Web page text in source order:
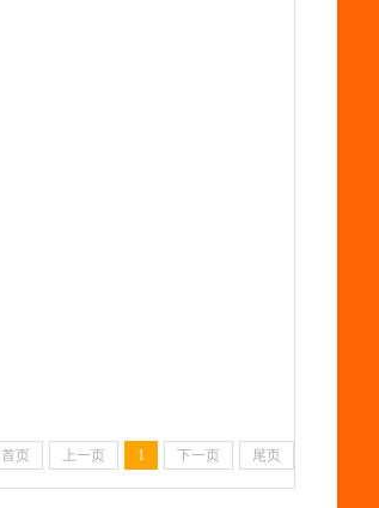
首页 上一页 1 下一页 尾页